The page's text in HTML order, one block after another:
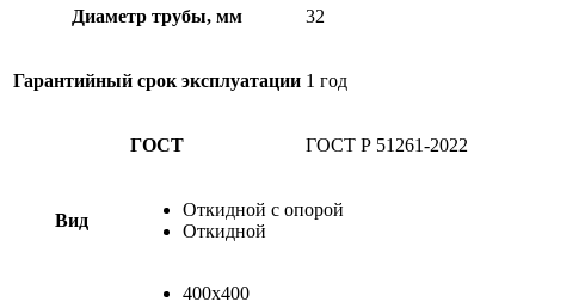
Диаметр трубы, мм 32
Гарантийный срок эксплуатации 1 год
ГОСТ ГОСТ Р 51261-2022
Вид
Откидной с опорой
Откидной
400х400